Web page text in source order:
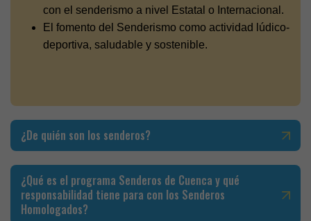
con el senderismo a nivel Estatal o Internacional.
El fomento del Senderismo como actividad lúdico-
deportiva, saludable y sostenible.
¿De quién son los senderos?
¿Qué es el programa Senderos de Cuenca y qué
responsabilidad tiene para con los Senderos
Homologados?